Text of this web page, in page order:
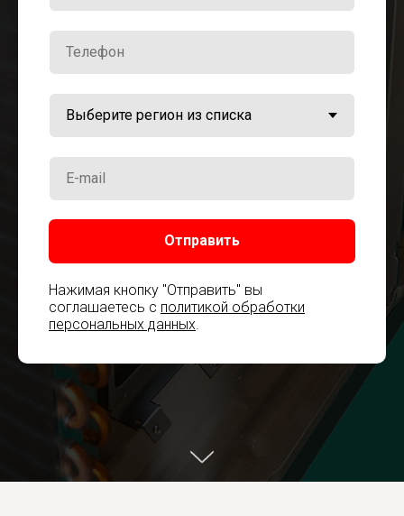
Отправить
Нажимая кнопку "Отправить" вы
соглашаетесь с политикой обработки
персональных данных.